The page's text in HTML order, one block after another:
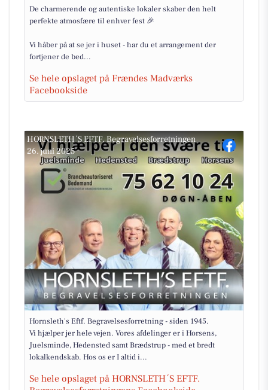
De charmerende og autentiske lokaler skaber den helt
perfekte atmosfære til enhver fest 🎉
Vi håber på at se jer i huset - har du et arrangement der
fortjener de bed...
Se hele opslaget på Frændes Madværks
Facebookside
HORNSLETH´S EFTF. Begravelsesforretningen
26. juni 2025
Hornsleth's Eftf. Begravelsesforretning - siden 1945.
Vi hjælper jer hele vejen. Vores afdelinger er i Horsens,
Juelsminde, Hedensted samt Brædstrup - med et bredt
lokalkendskab. Hos os er I altid i...
Se hele opslaget på HORNSLETH´S EFTF.